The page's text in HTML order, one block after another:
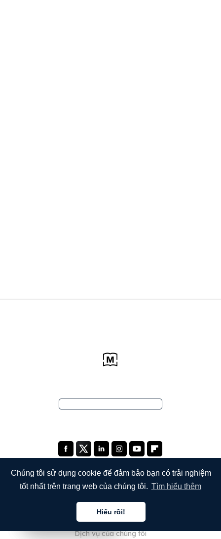
Chúng tôi sử dụng cookie để đảm bảo bạn có trải nghiệm
tốt nhất trên trang web của chúng tôi. Tìm hiểu thêm
Hiểu rồi!
Giới thiệu về chúng tôi
Dịch vụ của chúng tôi
Tiếng việt
Tiếng việt
Tiếng việt